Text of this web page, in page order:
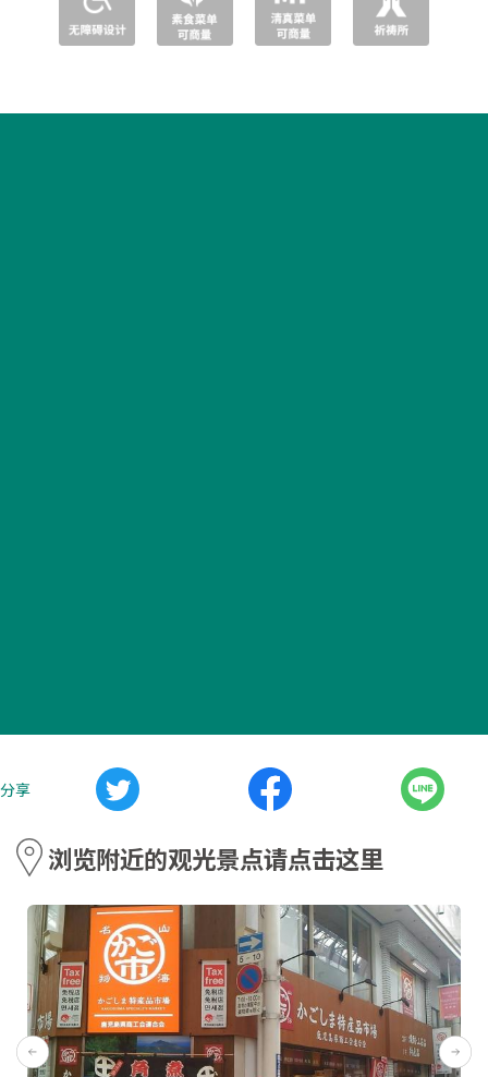
分享
浏览附近的观光景点请点击这里